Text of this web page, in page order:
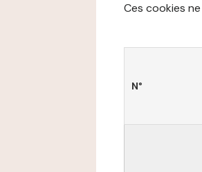
Ces cookies
N°